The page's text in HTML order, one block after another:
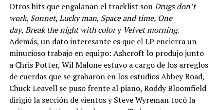
Otros hits que engalanan el tracklist sonDrugs don’t
work, Sonnet, Lucky man, Space and time, One
day, Break the night with colory Velvet morning.
Además, un dato interesante es que el LP encierra un
minucioso trabajo en equipo: Ashcroft lo produjo junto
a Chris Potter, Wil Malone estuvo a cargo de los arreglos
de cuerdas que se grabaron en los estudios Abbey Road,
Chuck Leavell se puso frente al piano, Roddy Bloomfield
dirigió la sección de vientos y Steve Wyreman tocó la